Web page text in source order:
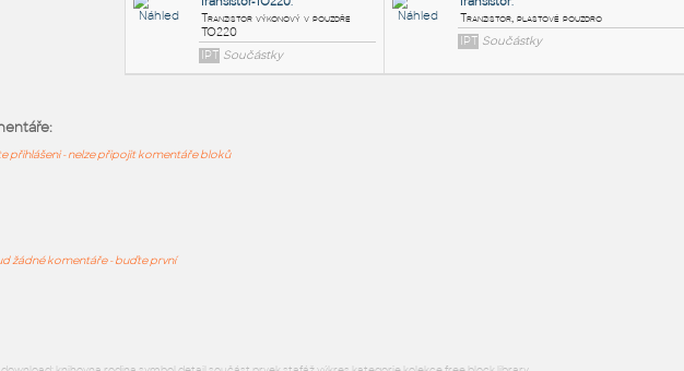
přihlášeni - nelze připojit komentáře bloků
žádné komentáře - buďte první